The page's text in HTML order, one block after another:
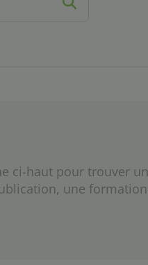
ci-haut pour trouver
une